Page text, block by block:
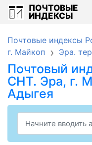
ПОЧТОВЫЕ
ИНДЕКСЫ
Почтовые индексы
г. Майкоп
Эра.
Почтовый
СНТ. Эра, г.
Адыгея